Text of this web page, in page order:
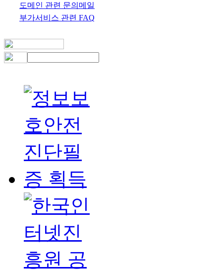
도메인 관련 문의메일
부가서비스 관련 FAQ